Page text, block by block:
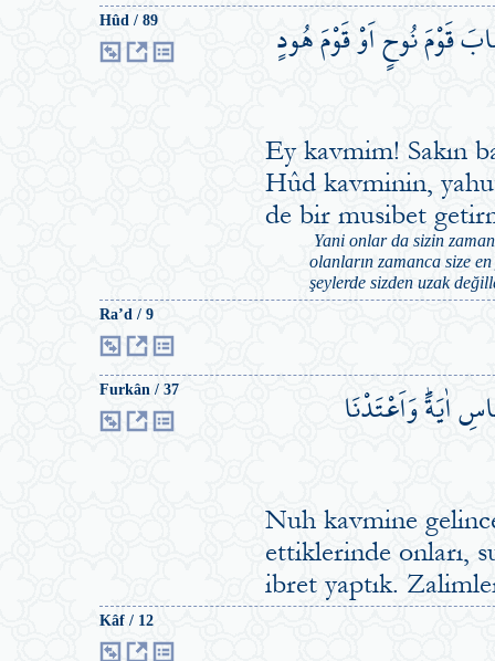
Hûd / 89 قَوْمَ نُوحٍ اَوْ قَوْمَ هُودٍ
Ey kavmim! Sakın
Hûd kavminin,
de bir musibet
Yani onlar da sizin
olanların zamanca size
şeylerde sizden uzak
Ra’d / 9
Furkân / 37 اٰيَةًۜ وَاَعْتَدْنَا
Nuh kavmine
ettiklerinde onları,
ibret yaptık.
Kâf / 12